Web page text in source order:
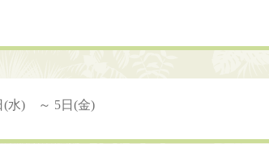
(水) ～ 5日(金)